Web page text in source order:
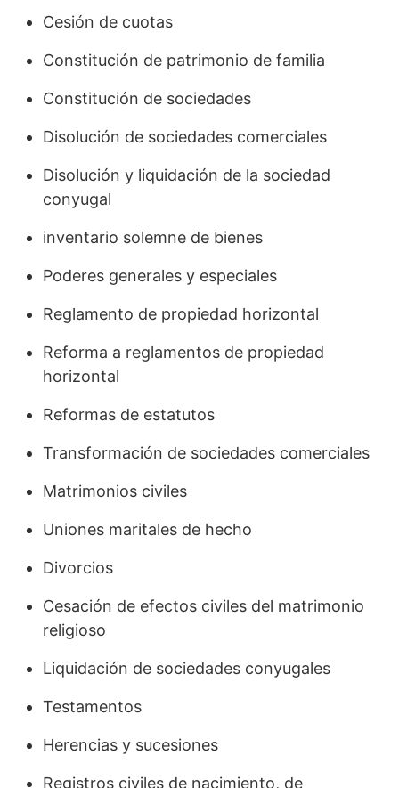
Cesión de cuotas
Constitución de patrimonio de familia
Constitución de sociedades
Disolución de sociedades comerciales
Disolución y liquidación de la sociedad
conyugal
inventario solemne de bienes
Poderes generales y especiales
Reglamento de propiedad horizontal
Reforma a reglamentos de propiedad
horizontal
Reformas de estatutos
Transformación de sociedades comerciales
Matrimonios civiles
Uniones maritales de hecho
Divorcios
Cesación de efectos civiles del matrimonio
religioso
Liquidación de sociedades conyugales
Testamentos
Herencias y sucesiones
Registros civiles de nacimiento, de